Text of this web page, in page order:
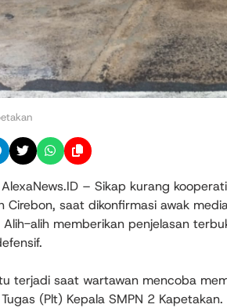
AlexaNews.ID – Sikap kurang
Cirebon, saat dikonfirmasi awak
alih memberikan penjelasan
terjadi saat wartawan mencoba
Tugas (Plt) Kepala SMPN 2